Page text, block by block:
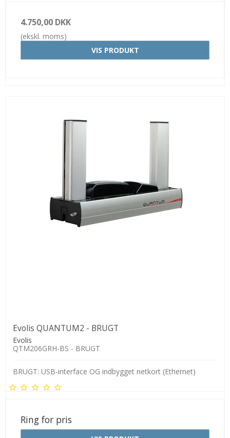
4.750,00 DKK
(ekskl. moms)
VIS PRODUKT
Evolis QUANTUM2 - BRUGT
Evolis
QTM206GRH-BS - BRUGT
BRUGT: USB-interface OG indbygget netkort (Ethernet)
Ring for pris